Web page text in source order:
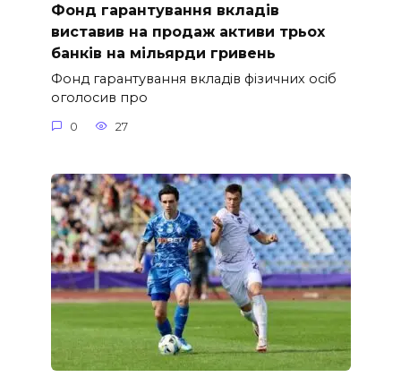
Фонд гарантування вкладів
виставив на продаж активи трьох
банків на мільярди гривень
Фонд гарантування вкладів фізичних осіб
оголосив про
0 27